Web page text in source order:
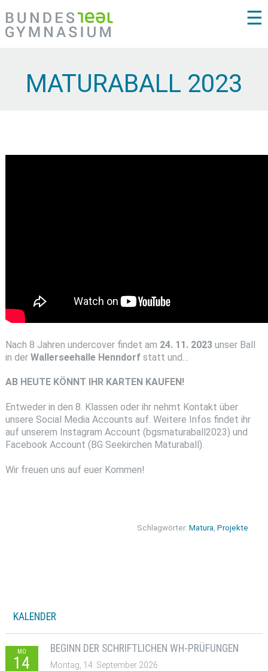
☰
MATURABALL 2023
Nach 8 Jahren undercover findet am 24. 11. 2023unser Ball
in derWallerseehalle Henndorfstatt und…
AB HEUTE KÖNNT IHR KARTEN KAUFEN!
Entweder in den 8. Klassen oder ihr nehmt Kontakt über
unsere Social Media Accounts auf. Weitere Infos findet ihr
auf unserem Instagram Account (bgsmaturaball2023) und
Facebook Account (BG Seekirchen Maturaball).
Wir freuen uns auf euer Kommen!
Schlagwörter:Matura ,Projekte
KALENDER
MO
14
BEGINN DER SCHRIFTLICHEN WH-PRÜFUNGEN
Montag, 14. September 2026